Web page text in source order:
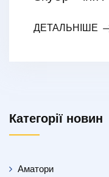
ДЕТАЛЬНІШЕ
Категорії новин
Аматори